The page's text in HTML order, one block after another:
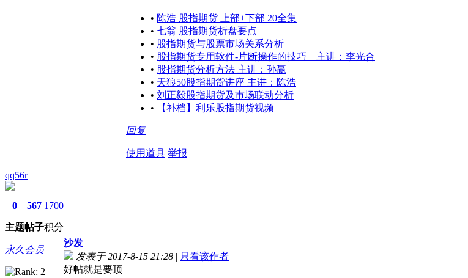
• 陈浩 股指期货 上部+下部 20全集
• 七翁 股指期货析盘要点
• 股指期货与股票市场关系分析
• 股指期货专用软件-片断操作的技巧 主讲：李光合
• 股指期货分析方法 主讲：孙赢
• 天狼50股指期货讲座 主讲：陈浩
• 刘正毅股指期货及市场联动分析
•
【补档】利乐股指期货视频
回复
使用道具 举报
qq56r
0
主题
567
帖子
1700
积分
永久会员
沙发
发表于 2017-8-15 21:28 | 只看该作者
好帖就是要顶